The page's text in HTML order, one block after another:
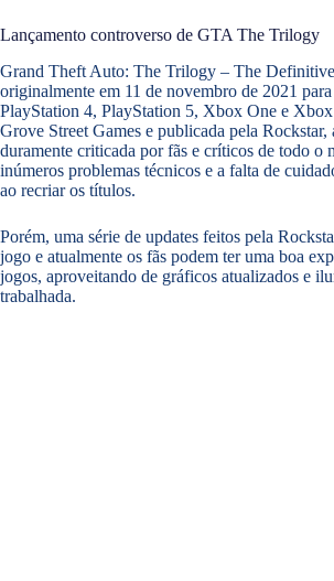
Lançamento controverso de GTA The Trilogy
Grand Theft Auto: The Trilogy – The
originalmente em 11 de novembro de 2021
PlayStation 4, PlayStation 5, Xbox One e
Grove Street Games e publicada pela Rockstar,
duramente criticada por fãs e críticos de todo o
inúmeros problemas técnicos e a falta de
ao recriar os títulos.
Porém, uma série de updates feitos pela
jogo e atualmente os fãs podem ter uma boa
jogos, aproveitando de gráficos atualizados e
trabalhada.